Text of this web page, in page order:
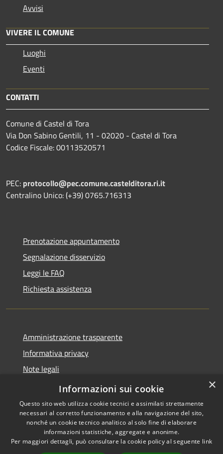
Avvisi
VIVERE IL COMUNE
Luoghi
Eventi
CONTATTI
Comune di Castel di Tora
Via Don Sabino Gentili, 11 - 02020 - Castel di Tora
Codice Fiscale: 00113520571
PEC: protocollo@pec.comune.castelditora.ri.it
Centralino Unico: (+39) 0765.716313
Prenotazione appuntamento
Segnalazione disservizio
Leggi le FAQ
Richiesta assistenza
Amministrazione trasparente
Informativa privacy
Note legali
Dichiarazione di accessibilità
Accessibilità
Copyright © 2026 • Comune di
Castel di Tora • Powered by
×
Informazioni sui cookie
Questo sito web utilizza cookie tecnici e assimilati strettamente
necessari al corretto funzionamento e alla navigazione del sito,
nonché un cookie tecnico analitico al solo fine di elaborare
informazioni statistiche, aggregate e anonime.
Per maggiori dettagli, può consultare la cookie policy al seguente link